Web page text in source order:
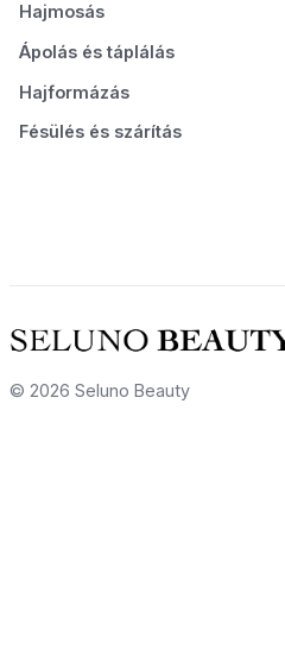
Hajmosás
Ápolás és táplálás
Hajformázás
Fésülés és szárítás
© 2026 Seluno Beauty